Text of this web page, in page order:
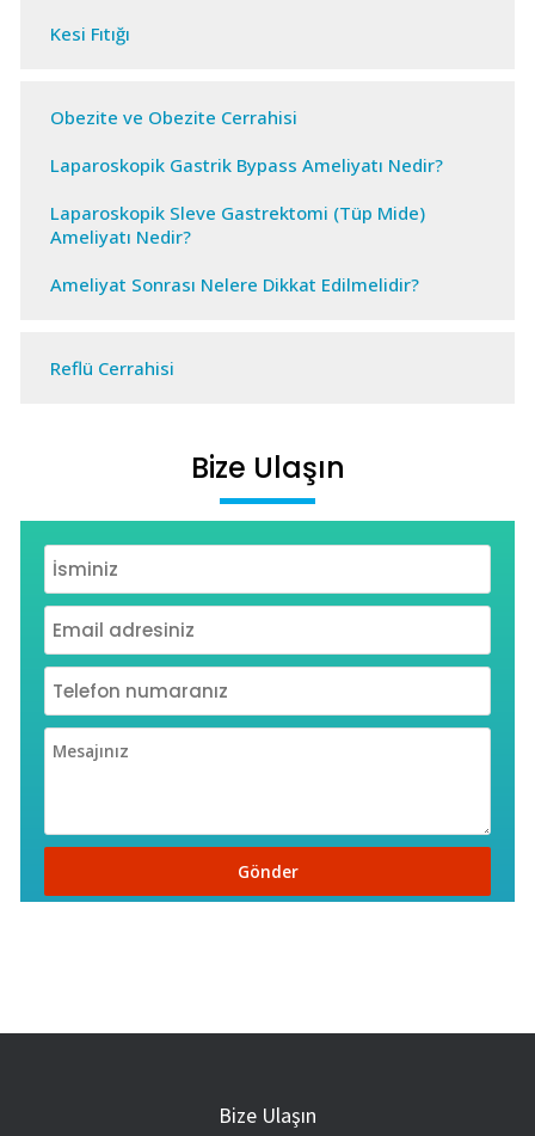
Kesi Fıtığı
Obezite ve Obezite Cerrahisi
Laparoskopik Gastrik Bypass Ameliyatı Nedir?
Laparoskopik Sleve Gastrektomi (Tüp Mide)
Ameliyatı Nedir?
Ameliyat Sonrası Nelere Dikkat Edilmelidir?
Reflü Cerrahisi
Bize Ulaşın
Bize Ulaşın